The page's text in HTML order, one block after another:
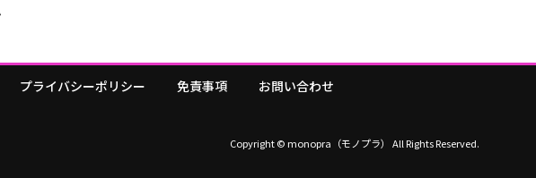
プライバシーポリシー 免責事項 お問い合わせ
Copyright © monopra（モノプラ） All Rights Reserved.